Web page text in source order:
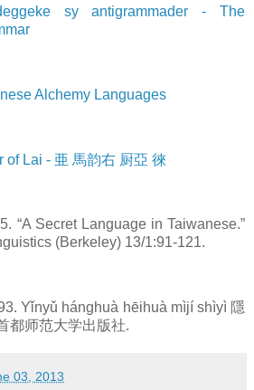
sy antigrammader - The
Alchemy Languages
of Lai - 亜 馬韵右 厨亞 徠
“A Secret Language in Taiwanese.”
(Berkeley) 13/1:91-121.
Yǐnyǔ hánghuà hēihuà mìjí shìyì 隱
都师范大学出版社.
03, 2013